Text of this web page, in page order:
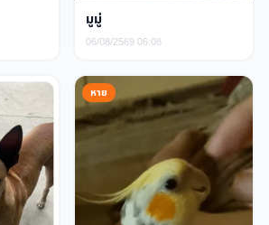
มูมู่
06/08/2569 06:08
หาย